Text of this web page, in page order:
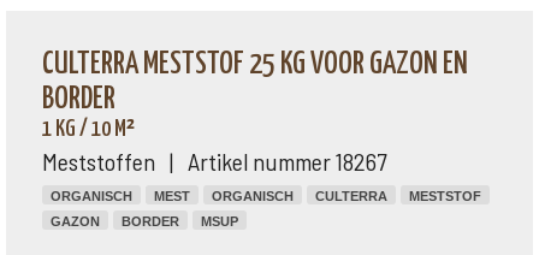
CULTERRA MESTSTOF 25 KG VOOR GAZON EN
BORDER
1 KG / 10 M²
Meststoffen | Artikel nummer 18267
ORGANISCH MEST ORGANISCH CULTERRA
MESTSTOF
GAZON
BORDER MSUP